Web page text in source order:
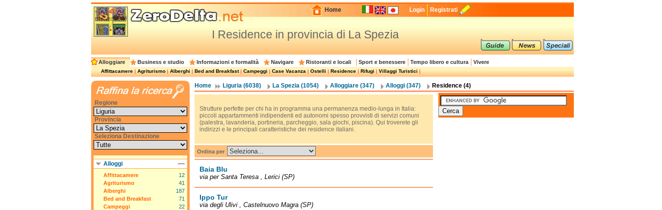
Home Login Registrati
I Residence in provincia di La Spezia
Alloggiare Business e studio Informazioni e formalità Navigare Ristoranti e locali Sport e benessere Tempo libero e cultura Vivere
Affittacamere|Agriturismo|Alberghi|Bed and Breakfast|Campeggi|Case Vacanza|Ostelli|Residence|Rifugi|Villaggi Turistici|
Home Liguria (6038) La Spezia (1054) Alloggiare (347) Alloggi (347) Residence (4)
Strutture perfette per chi ha in programma una permanenza medio-lunga in Italia:
piccoli appartammenti indipendenti ed autonomi spesso provvisti di servizi comuni
(palestra, lavanderia, portineria, parcheggio, sala giochi, piscina). Qui troverete gli
indirizzi e le principali caratteristiche dei residence italiani.
Ordina per
Baia Blu
via per Santa Teresa , Lerici (SP)
Ippo Tur
via degli Ulivi , Castelnuovo Magra (SP)
Regione
Provincia
Seleziona Destinazione
Alloggi
Affittacamere
12
Agriturismo
41
Alberghi
187
Bed and Breakfast
71
Campeggi
22